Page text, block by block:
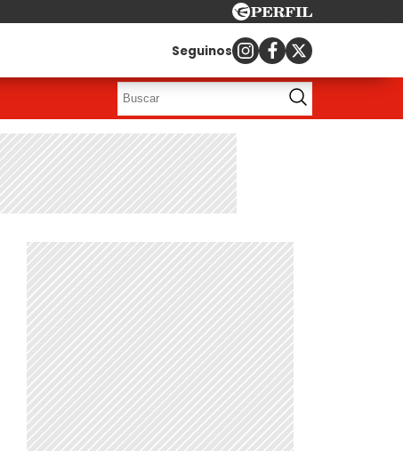
Seguinos